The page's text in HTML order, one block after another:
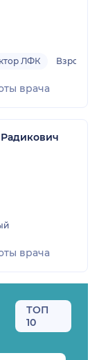
ЛФК
врача
врача
ТОП
10